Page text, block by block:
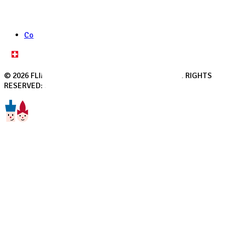
Conditions d'utilisation
© 2026 FLIK FLAK, A DIVISION OF SWATCH LTD. ALL RIGHTS
RESERVED: SWISS WATCHES